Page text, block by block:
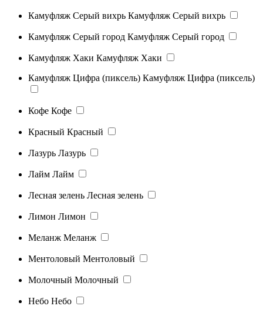
Камуфляж Серый вихрь Камуфляж Серый вихрь
Камуфляж Серый город Камуфляж Серый город
Камуфляж Хаки Камуфляж Хаки
Камуфляж Цифра (пиксель) Камуфляж Цифра (пиксель)
Кофе Кофе
Красный Красный
Лазурь Лазурь
Лайм Лайм
Лесная зелень Лесная зелень
Лимон Лимон
Меланж Меланж
Ментоловый Ментоловый
Молочный Молочный
Небо Небо